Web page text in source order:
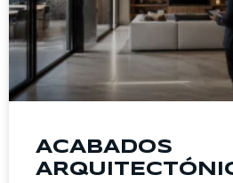
ACABADOS